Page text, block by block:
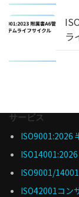
ラ
サービス
ISO9001:2026
ISO9001/
ISO42001コン